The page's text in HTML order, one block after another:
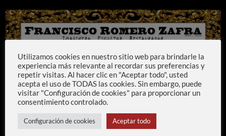
Utilizamos cookies en nuestro sitio web para brindarle la
experiencia más relevante al recordar sus preferencias y
repetir visitas. Al hacer clic en "Aceptar todo", usted
acepta el uso de TODAS las cookies. Sin embargo, puede
visitar "Configuración de cookies" para proporcionar un
consentimiento controlado.
Configuración de cookies Aceptar todo